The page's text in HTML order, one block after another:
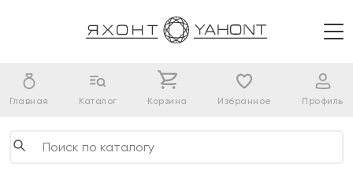
Главная Каталог Корзина Избранное Профиль